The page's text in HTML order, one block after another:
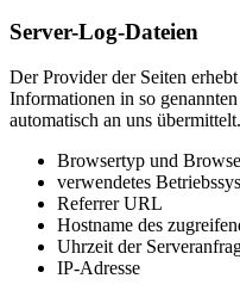
Server-Log-Dateien
Der Provider der Seiten
Informationen in so
automatisch an uns
Browsertyp und
verwendetes
Referrer URL
Hostname des
Uhrzeit der
IP-Adresse